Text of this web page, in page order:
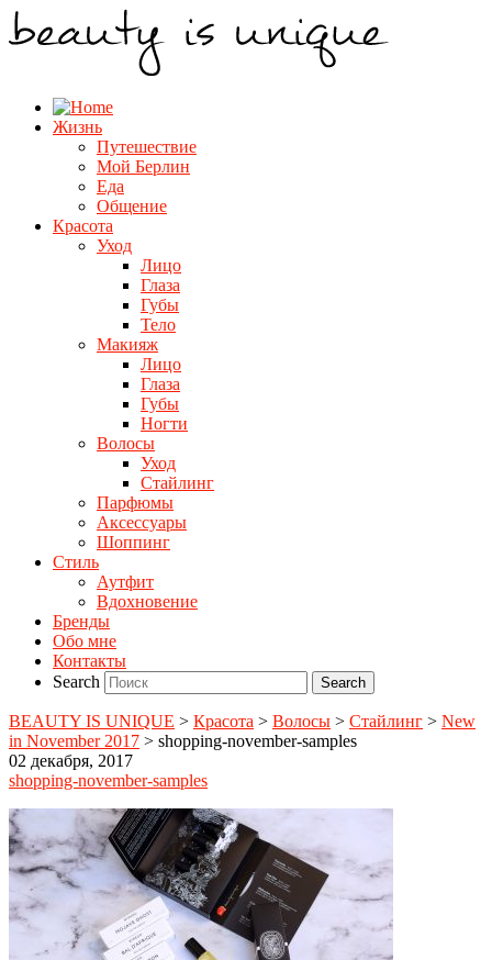
Жизнь
Путешествие
Мой Берлин
Еда
Общение
Красота
Уход
Лицо
Глаза
Губы
Тело
Макияж
Лицо
Глаза
Губы
Ногти
Волосы
Уход
Стайлинг
Парфюмы
Аксессуары
Шоппинг
Стиль
Аутфит
Вдохновение
Бренды
Обо мне
Контакты
Search
BEAUTY IS UNIQUE > Красота > Волосы > Стайлинг > New
in November 2017 > shopping-november-samples
02 декабря, 2017
shopping-november-samples